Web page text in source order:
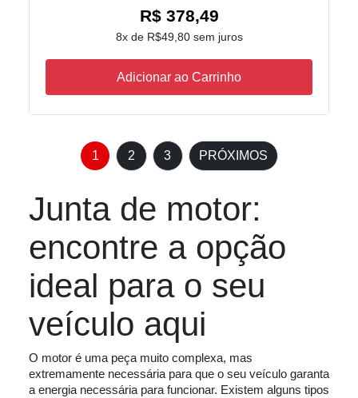
R$ 378,49
8x de R$49,80 sem juros
Adicionar ao Carrinho
1 2 3 PRÓXIMOS
Junta de motor:
encontre a opção
ideal para o seu
veículo aqui
O motor é uma peça muito complexa, mas
extremamente necessária para que o seu veículo garanta
a energia necessária para funcionar. Existem alguns tipos